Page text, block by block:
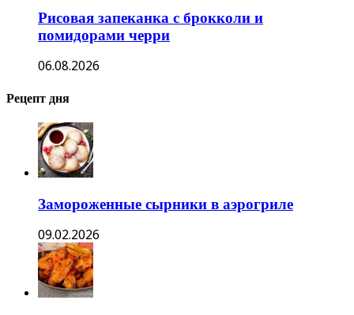
Рисовая запеканка с брокколи и
помидорами черри
06.08.2026
Рецепт дня
Замороженные сырники в аэрогриле
09.02.2026